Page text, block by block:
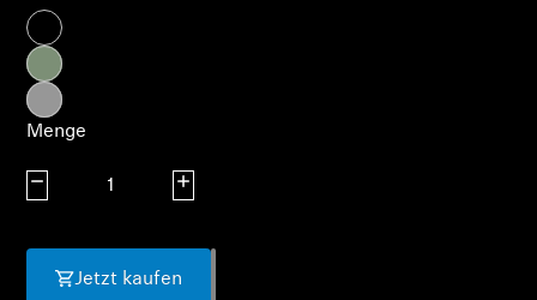
AMBEO entdecken
AMBEO Ersatzteile & Zubehör
Entdecken
Über uns
Menge
Menge verringern Menge erhöhen
Jetzt kaufen